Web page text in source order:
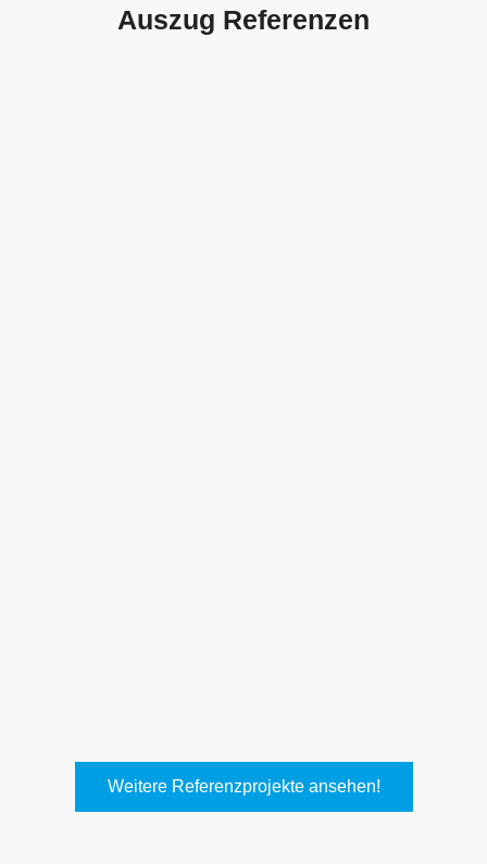
Auszug Referenzen
Weitere Referenzprojekte ansehen!